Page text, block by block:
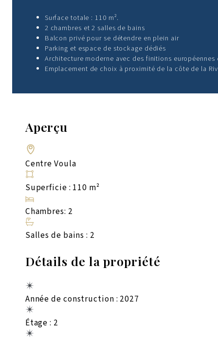
Surface totale : 110 m².
2 chambres et 2 salles de bains
Balcon privé pour se détendre en plein air
Parking et espace de stockage dédiés
Architecture moderne avec des finitions européennes
Emplacement de choix à proximité de la côte de la
Aperçu
Centre Voula
Superficie : 110 m²
Chambres: 2
Salles de bains : 2
Détails de la propriété
Année de construction : 2027
Étage : 2